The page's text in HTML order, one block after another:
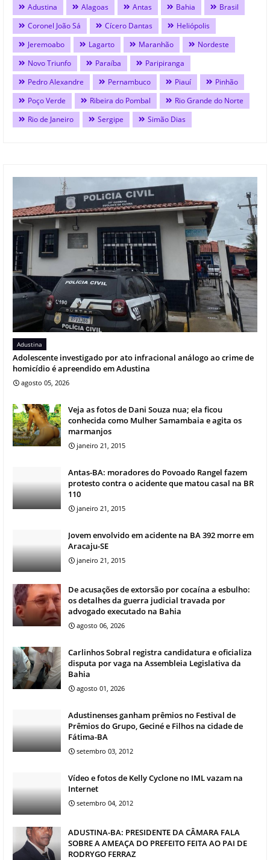
Adustina Alagoas Antas Bahia
Brasil
Coronel João Sá
Cícero Dantas
Heliópolis
Jeremoabo
Lagarto Maranhão
Nordeste
Novo Triunfo
Paraíba
Paripiranga
Pedro Alexandre
Pernambuco Piauí
Pinhão
Poço Verde
Ribeira do Pombal
Rio Grande do Norte
Rio de Janeiro
Sergipe Simão Dias
Adustina
Adolescente investigado por ato infracional análogo ao crime de
homicídio é apreendido em Adustina
agosto 05, 2026
Veja as fotos de Dani Souza nua; ela ficou
conhecida como Mulher Samambaia e agita os
marmanjos
janeiro 21, 2015
Antas-BA: moradores do Povoado Rangel fazem
protesto contra o acidente que matou casal na BR
110
janeiro 21, 2015
Jovem envolvido em acidente na BA 392 morre em
Aracaju-SE
janeiro 21, 2015
De acusações de extorsão por cocaína a esbulho:
os detalhes da guerra judicial travada por
advogado executado na Bahia
agosto 06, 2026
Carlinhos Sobral registra candidatura e oficializa
disputa por vaga na Assembleia Legislativa da
Bahia
agosto 01, 2026
Adustinenses ganham prêmios no Festival de
Prêmios do Grupo, Geciné e Filhos na cidade de
Fátima-BA
setembro 03, 2012
Vídeo e fotos de Kelly Cyclone no IML vazam na
Internet
setembro 04, 2012
ADUSTINA-BA: PRESIDENTE DA CÂMARA FALA
SOBRE A AMEAÇA DO PREFEITO FEITA AO PAI DE
RODRYGO FERRAZ